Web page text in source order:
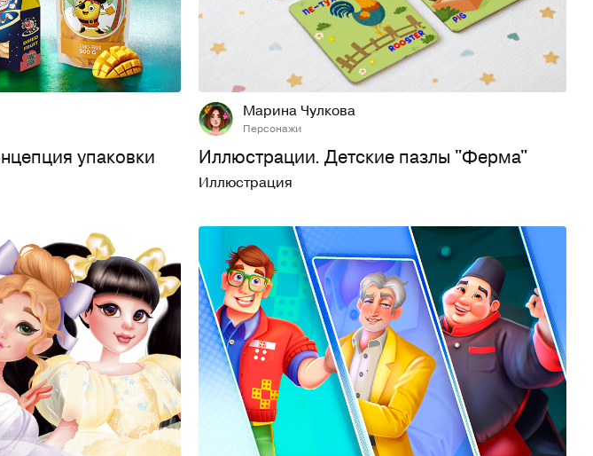
25 292
упаковки
28 300
Марина Чулкова
Персонажи
Иллюстрации. Детские пазлы "Ферма"
Иллюстрация